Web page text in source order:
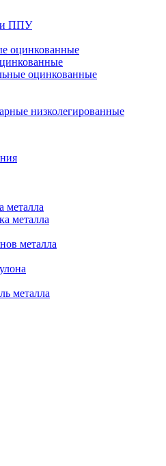
ППУ
оцинкованные
оцинкованные
низколегированные
металла
металла
металла
металла